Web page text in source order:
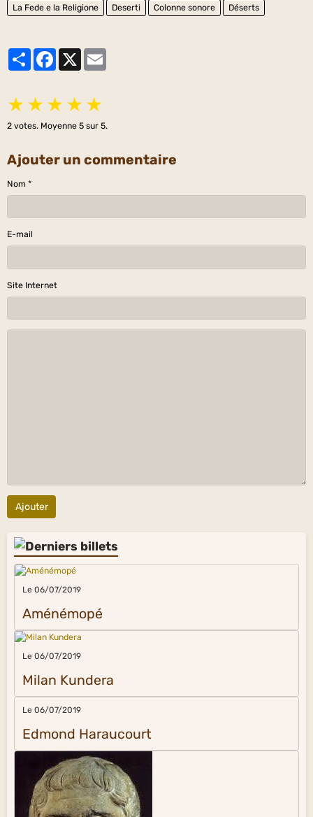
La Fede e la Religione
Deserti Colonne sonore Déserts
PartagerFacebook
★ ★ ★ ★ ★
2 votes. Moyenne 5 sur 5.
Ajouter un commentaire
Nom
E-mail
Site Internet
Ajouter
Le 06/07/2019
Aménémopé
Le 06/07/2019
Milan Kundera
Le 06/07/2019
Edmond Haraucourt